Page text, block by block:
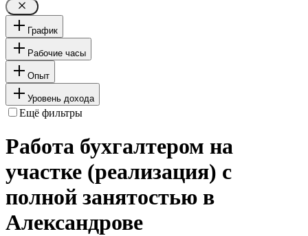
График
Рабочие часы
Опыт
Уровень дохода
Ещё фильтры
Работа бухгалтером на
участке (реализация) с
полной занятостью в
Александрове